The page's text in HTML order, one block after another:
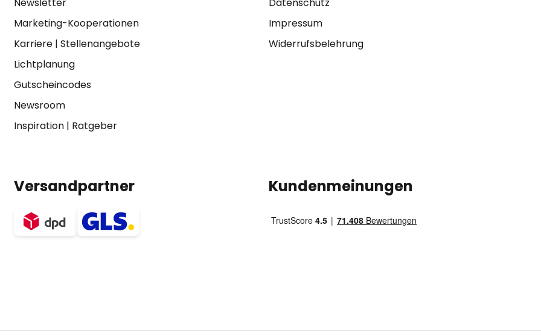
Marketing-Kooperationen
Karriere| Stellenangebote
Lichtplanung
Gutscheincodes
Newsroom
Inspiration| Ratgeber
Impressum
Widerrufsbelehrung
Versandpartner Kundenmeinungen